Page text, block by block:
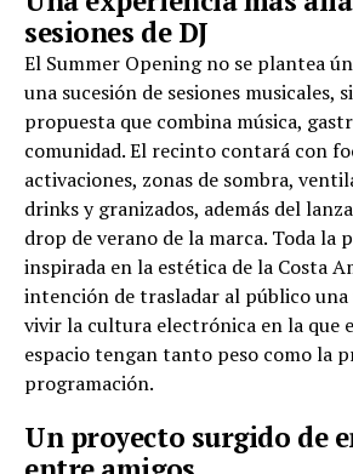
sesiones de DJ
El Summer Opening no se plantea
una sucesión de sesiones musicales,
propuesta que combina música,
comunidad. El recinto contará con
activaciones, zonas de sombra,
drinks y granizados, además del
drop de verano de la marca. Toda la
inspirada en la estética de la Costa
intención de trasladar al público
vivir la cultura electrónica en la que
espacio tengan tanto peso como la
programación.
Un proyecto surgido de